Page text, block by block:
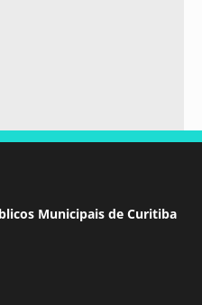
Municipais de Curitiba